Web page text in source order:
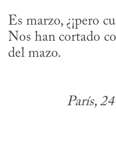
Es marzo, ¿¡pero
Nos han cortado
París,